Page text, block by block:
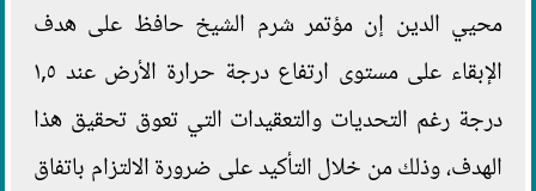
محيي الدين إن مؤتمر شرم الشيخ حافظ على هدف
الإبقاء على مستوى ارتفاع درجة حرارة الأرض عند ١,٥
درجة رغم التحديات والتعقيدات التي تعوق تحقيق هذا
الهدف، وذلك من خلال التأكيد على ضرورة الالتزام باتفاق